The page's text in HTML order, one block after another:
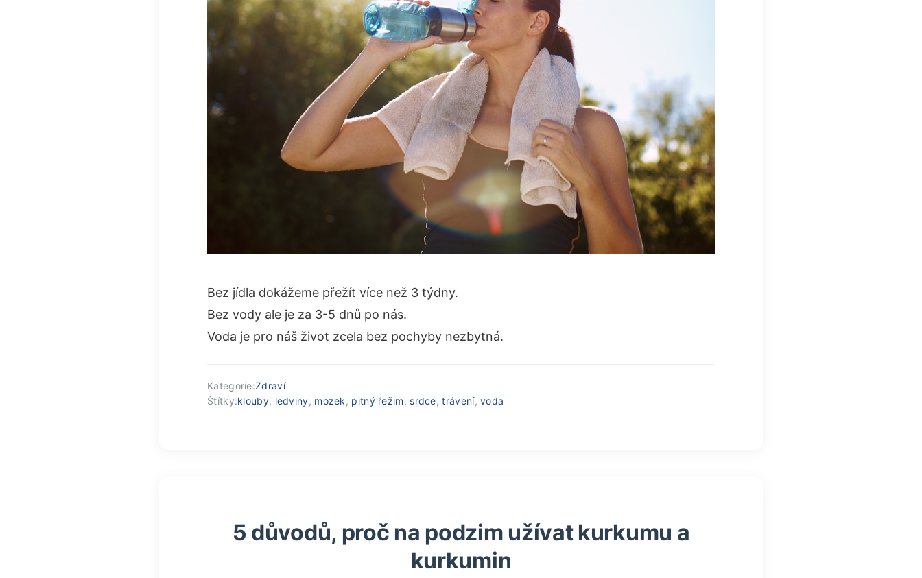
Bez jídla dokážeme přežít více než 3 týdny.
Bez vody ale je za 3-5 dnů po nás.
Voda je pro náš život zcela bez pochyby nezbytná.
Kategorie:Zdraví
Štítky:klouby, ledviny, mozek, pitný řežim, srdce,trávení,voda
5 důvodů, proč na podzim užívat kurkumu a
kurkumin